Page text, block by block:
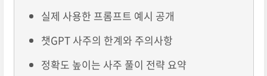
실제 사용한 프롬프트 예시 공개
챗GPT 사주의 한계와 주의사항
정확도 높이는 사주 풀이 전략 요약